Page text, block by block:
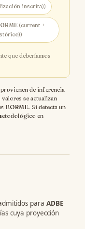
inscrita))
(current +
que deberíamos
de inferencia
se actualizan
BORME. Si detecta un
en
para ADBE
cuya proyección